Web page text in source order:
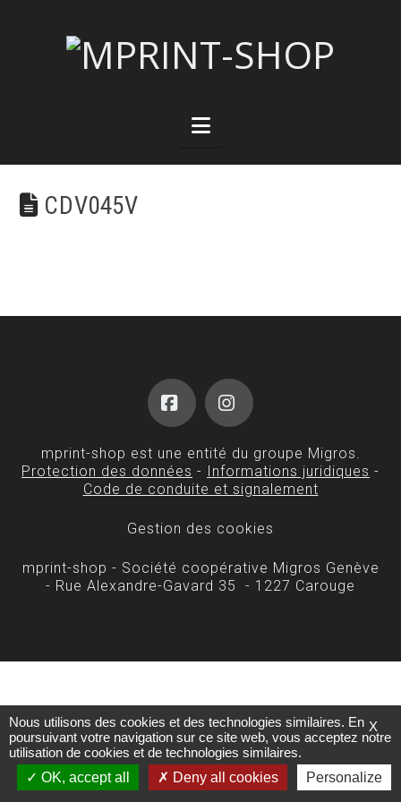
Navigation
CDV045V
FacebookInstagram
mprint-shop est une entité du groupe Migros.
Protection des données - Informations juridiques -
Code de conduite et signalement
Gestion des cookies
mprint-shop - Société coopérative Migros Genève
- Rue Alexandre-Gavard 35 - 1227 Carouge
X
Nous utilisons des cookies et des technologies similaires. En
poursuivant votre navigation sur ce site web, vous acceptez notre
utilisation de cookies et de technologies similaires.
OK, accept all
Deny all cookies Personalize